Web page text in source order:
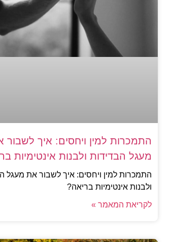
התמכרות למין ויחסים: איך לשבור
מעגל הבדידות ולבנות אינטימיות
התמכרות למין ויחסים: איך לשבור את מעגל
ולבנות אינטימיות בריאה?
לקריאת המאמר »